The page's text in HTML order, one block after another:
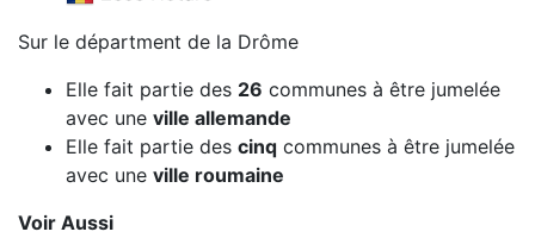
Sur le départment de la Drôme
Elle fait partie des 26 communes à être jumelée
avec une ville allemande
Elle fait partie des cinq communes à être jumelée
avec une ville roumaine
Voir Aussi